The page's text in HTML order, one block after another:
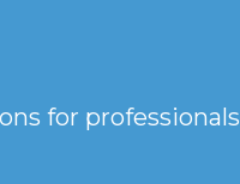
for professionals